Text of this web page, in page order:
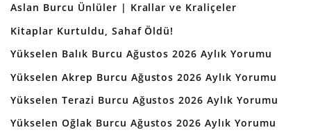
Aslan Burcu Ünlüler | Krallar ve Kraliçeler
Kitaplar Kurtuldu, Sahaf Öldü!
Yükselen Balık Burcu Ağustos 2026 Aylık Yorumu
Yükselen Akrep Burcu Ağustos 2026 Aylık Yorumu
Yükselen Terazi Burcu Ağustos 2026 Aylık Yorumu
Yükselen Oğlak Burcu Ağustos 2026 Aylık Yorumu